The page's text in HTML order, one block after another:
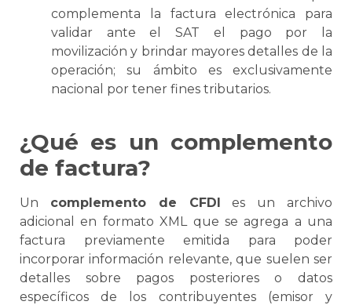
complementa la factura electrónica para
validar ante el SAT el pago por la
movilización y brindar mayores detalles de la
operación; su ámbito es exclusivamente
nacional por tener fines tributarios.
¿Qué es un complemento
de factura?
Un complemento de CFDI es un archivo
adicional en formato XML que se agrega a una
factura previamente emitida para poder
incorporar información relevante, que suelen ser
detalles sobre pagos posteriores o datos
específicos de los contribuyentes (emisor y